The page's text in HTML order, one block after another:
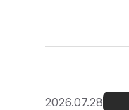
2026.07.28